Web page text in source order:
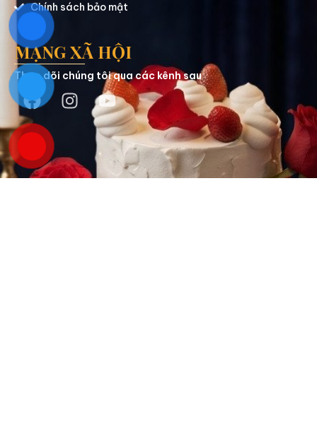
Chính sách bảo mật
MẠNG XÃ HỘI
Theo dõi chúng tôi qua các kênh sau